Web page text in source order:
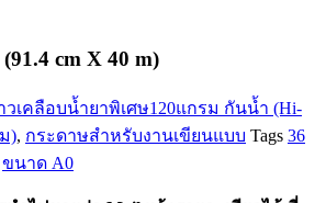
cm X 40 m)
เคลือบน้ำยาพิเศษ120แกรม กันน้ำ (Hi-
), กระดาษสำหรับงานเขียนแบบ Tags 36
ขนาด A0